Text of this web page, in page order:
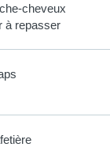
cheveux
à repasser